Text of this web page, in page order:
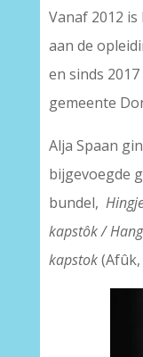
Vanaf 2012
aan de
en sinds 2017
gemeente
Alja Spaan
bijgevoegde
bundel,
kapstôk /
kapstok(Afûk,